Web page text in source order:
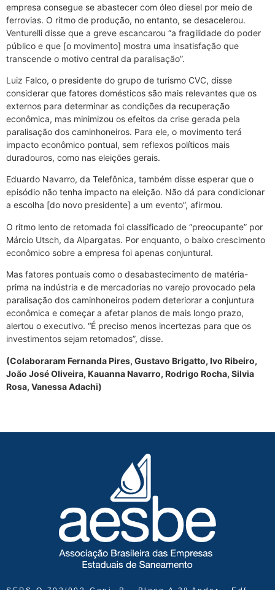
empresa consegue se abastecer com óleo diesel por meio de
ferrovias. O ritmo de produção, no entanto, se desacelerou.
Venturelli disse que a greve escancarou “a fragilidade do poder
público e que [o movimento] mostra uma insatisfação que
transcende o motivo central da paralisação”.
Luiz Falco, o presidente do grupo de turismo CVC, disse
considerar que fatores domésticos são mais relevantes que os
externos para determinar as condições da recuperação
econômica, mas minimizou os efeitos da crise gerada pela
paralisação dos caminhoneiros. Para ele, o movimento terá
impacto econômico pontual, sem reflexos políticos mais
duradouros, como nas eleições gerais.
Eduardo Navarro, da Telefônica, também disse esperar que o
episódio não tenha impacto na eleição. Não dá para condicionar
a escolha [do novo presidente] a um evento”, afirmou.
O ritmo lento de retomada foi classificado de “preocupante” por
Márcio Utsch, da Alpargatas. Por enquanto, o baixo crescimento
econômico sobre a empresa foi apenas conjuntural.
Mas fatores pontuais como o desabastecimento de matéria-
prima na indústria e de mercadorias no varejo provocado pela
paralisação dos caminhoneiros podem deteriorar a conjuntura
econômica e começar a afetar planos de mais longo prazo,
alertou o executivo. “É preciso menos incertezas para que os
investimentos sejam retomados”, disse.
(Colaboraram Fernanda Pires, Gustavo Brigatto, Ivo Ribeiro,
João José Oliveira, Kauanna Navarro, Rodrigo Rocha, Silvia
Rosa, Vanessa Adachi)